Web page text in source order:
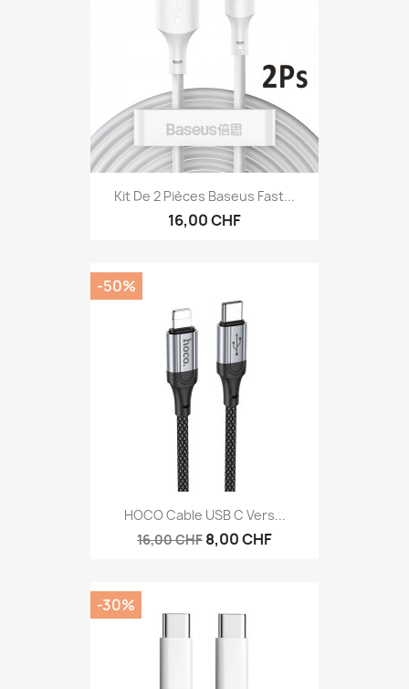
Kit De 2 Pièces Baseus Fast...
16,00 CHF
HOCO Cable USB C Vers...
16,00 CHF 8,00 CHF
-50%
-30%